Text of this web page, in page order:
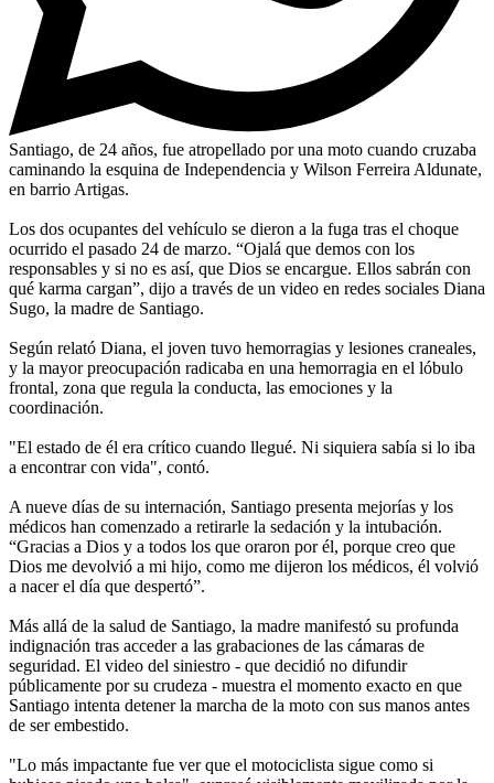
Santiago, de 24 años, fue atropellado por una moto cuando cruzaba
caminando la esquina de Independencia y Wilson Ferreira Aldunate,
en barrio Artigas.
Los dos ocupantes del vehículo se dieron a la fuga tras el choque
ocurrido el pasado 24 de marzo. “Ojalá que demos con los
responsables y si no es así, que Dios se encargue. Ellos sabrán con
qué karma cargan”, dijo a través de un video en redes sociales Diana
Sugo, la madre de Santiago.
Según relató Diana, el joven tuvo hemorragias y lesiones craneales,
y la mayor preocupación radicaba en una hemorragia en el lóbulo
frontal, zona que regula la conducta, las emociones y la
coordinación.
"El estado de él era crítico cuando llegué. Ni siquiera sabía si lo iba
a encontrar con vida", contó.
A nueve días de su internación, Santiago presenta mejorías y los
médicos han comenzado a retirarle la sedación y la intubación.
“Gracias a Dios y a todos los que oraron por él, porque creo que
Dios me devolvió a mi hijo, como me dijeron los médicos, él volvió
a nacer el día que despertó”.
Más allá de la salud de Santiago, la madre manifestó su profunda
indignación tras acceder a las grabaciones de las cámaras de
seguridad. El video del siniestro - que decidió no difundir
públicamente por su crudeza - muestra el momento exacto en que
Santiago intenta detener la marcha de la moto con sus manos antes
de ser embestido.
"Lo más impactante fue ver que el motociclista sigue como si